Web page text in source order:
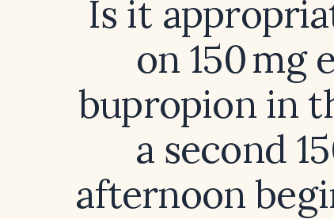
Is it
on 150 mg
bupropion in
a second
afternoon